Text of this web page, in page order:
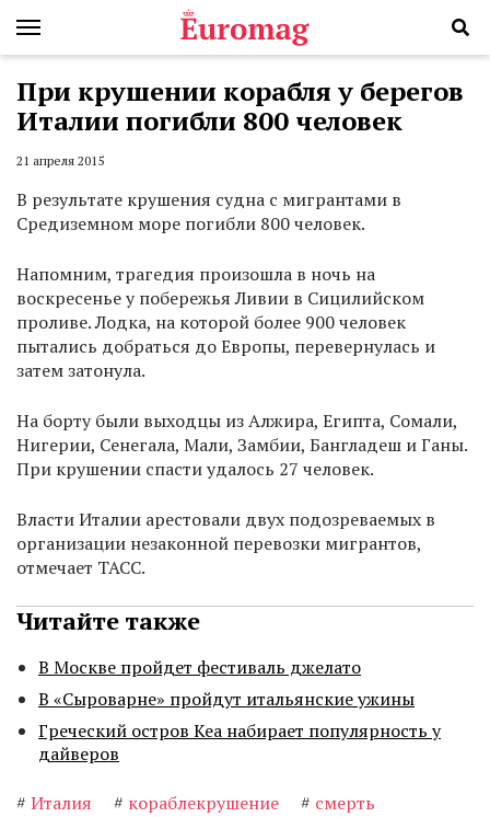
При крушении корабля у берегов
Италии погибли 800 человек
21 апреля 2015
В результате крушения судна с мигрантами в
Средиземном море погибли 800 человек.
Напомним, трагедия произошла в ночь на
воскресенье у побережья Ливии в Сицилийском
проливе. Лодка, на которой более 900 человек
пытались добраться до Европы, перевернулась и
затем затонула.
На борту были выходцы из Алжира, Египта, Сомали,
Нигерии, Сенегала, Мали, Замбии, Бангладеш и Ганы.
При крушении спасти удалось 27 человек.
Власти Италии арестовали двух подозреваемых в
организации незаконной перевозки мигрантов,
отмечает ТАСС.
Читайте также
В Москве пройдет фестиваль джелато
В «Сыроварне» пройдут итальянские ужины
Греческий остров Кеа набирает популярность у
дайверов
# Италия # кораблекрушение # смерть